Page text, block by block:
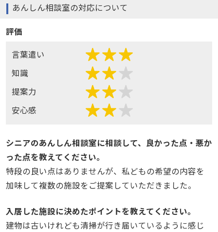
あんしん相談室の対応について
評価
言葉遣い
知識
提案力
安心感
シニアのあんしん相談室に相談して、良かった点・悪か
った点を教えてください。
特段の良い点はありませんが、私どもの希望の内容を
加味して複数の施設をご提案していただきました。
入居した施設に決めたポイントを教えてください。
建物は古いけれども清掃が行き届いているように感じ